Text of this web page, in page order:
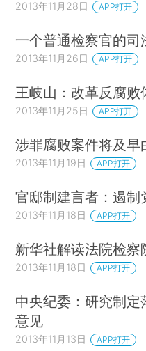
2013年11月28日 APP打开
一个普通检察官的司
2013年11月26日 APP打开
王岐山：改革反腐
2013年11月25日 APP打开
涉罪腐败案件将及
2013年11月19日 APP打开
官邸制建言者：遏制
2013年11月18日 APP打开
新华社解读法院检察
2013年11月18日 APP打开
中央纪委：研究制
意见
2013年11月13日 APP打开